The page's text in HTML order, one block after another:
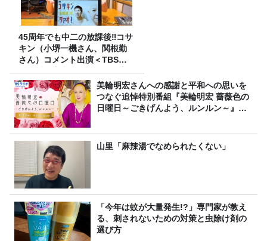
45周年でも中二の放課後‼コサ
キン（小堺一機さん、関根勤
さん）コメント出演＜TBSラ
ジオ番組審議会からのご報告
＞
美輪明宏さんへの感謝と平和への思いを
つなぐ追悼特別番組『美輪明宏 薔薇色の
日曜日～ごきげんよう、ルンルン～』
山里「麻辣湯でなめられたくない」
「今年は蚊が大量発生!?」専門家が教え
る、刺されないための対策と虫除け剤の
選び方